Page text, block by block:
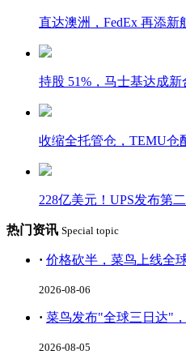
直达澳洲，FedEx 再添
持股 51%，马士基达成
收缩全托管仓，TEMU仓
228亿美元！UPS发布第
热门资讯 Special topic
· 价格砍半，菜鸟上线全
2026-08-06
· 菜鸟发布"全球三日达"
2026-08-05